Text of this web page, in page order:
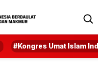
#Kongres Umat Islam